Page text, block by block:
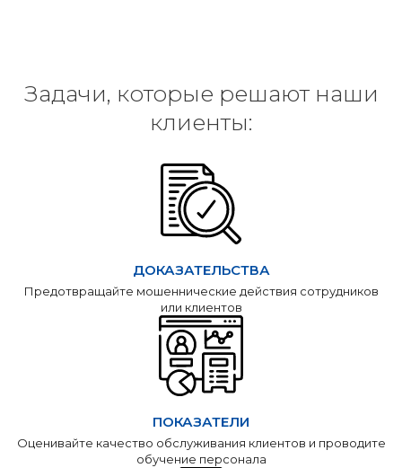
Задачи, которые решают наши
клиенты:
ДОКАЗАТЕЛЬСТВА
Предотвращайте мошеннические действия сотрудников
или клиентов
ПОКАЗАТЕЛИ
Оценивайте качество обслуживания клиентов и проводите
обучение персонала